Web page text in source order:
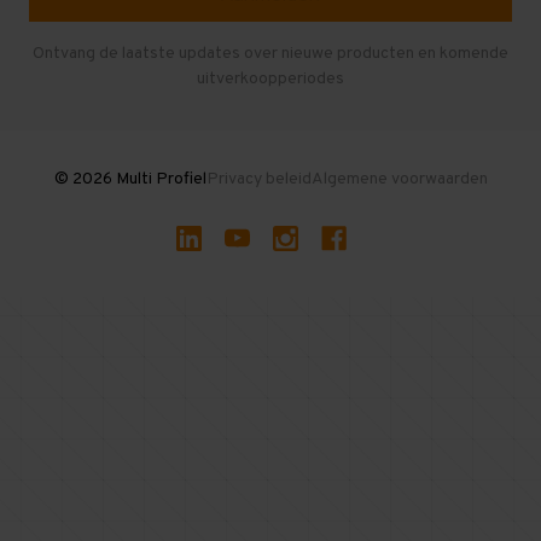
Gebruikte entresolvloeren
Ontvang de laatste updates over nieuwe producten en komende
uitverkoopperiodes
© 2026 Multi ProfielPrivacy beleidAlgemene voorwaarden